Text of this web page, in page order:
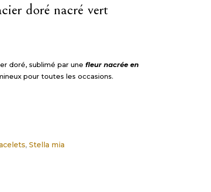
doré nacré vert
doré, sublimé par une fleur nacrée en
pour toutes les occasions.
, Stella mia